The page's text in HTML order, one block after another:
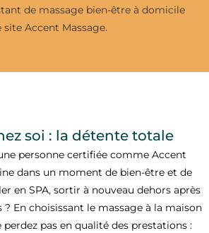
de massage bien-être à domicile
Accent Massage.
soi : la détente totale
personne certifiée comme Accent
dans un moment de bien-être et de
en SPA, sortir à nouveau dehors après
En choisissant le massage à la maison
perdez pas en qualité des prestations :